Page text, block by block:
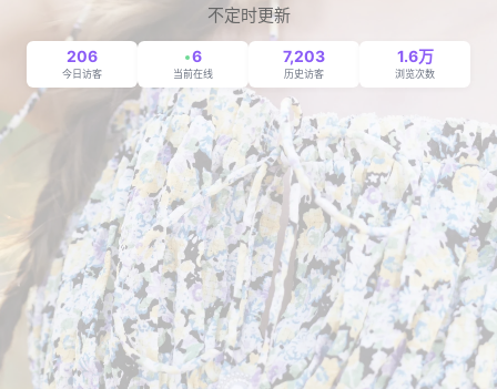
不定时更新
206
今日访客
6
当前在线
7,203
历史访客
1.6万
浏览次数